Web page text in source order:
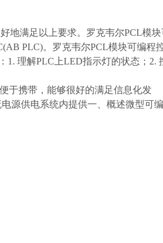
地满足以上要求。罗克韦尔PCL模
PLC)。罗克韦尔PCL模块可编程
1. 理解PLC上LED指示灯的状态；2.
于携带，能够很好的满足信息化发
源供电系统内提供一、概述微型可